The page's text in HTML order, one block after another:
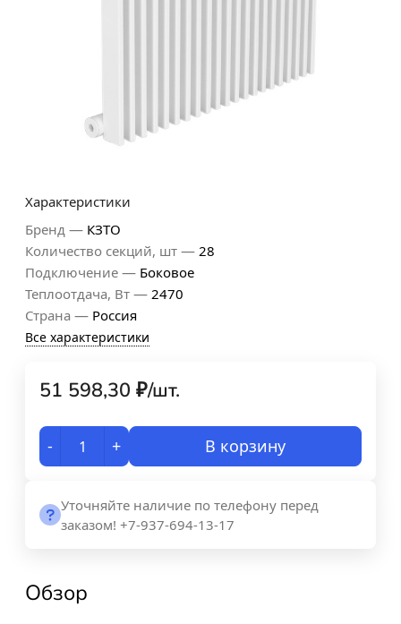
Характеристики
Бренд — КЗТО
Количество секций, шт — 28
Подключение — Боковое
Теплоотдача, Вт — 2470
Страна — Россия
Все характеристики
51 598,30 ₽/шт.
- + В корзину
Уточняйте наличие по телефону перед
заказом! +7-937-694-13-17
Обзор